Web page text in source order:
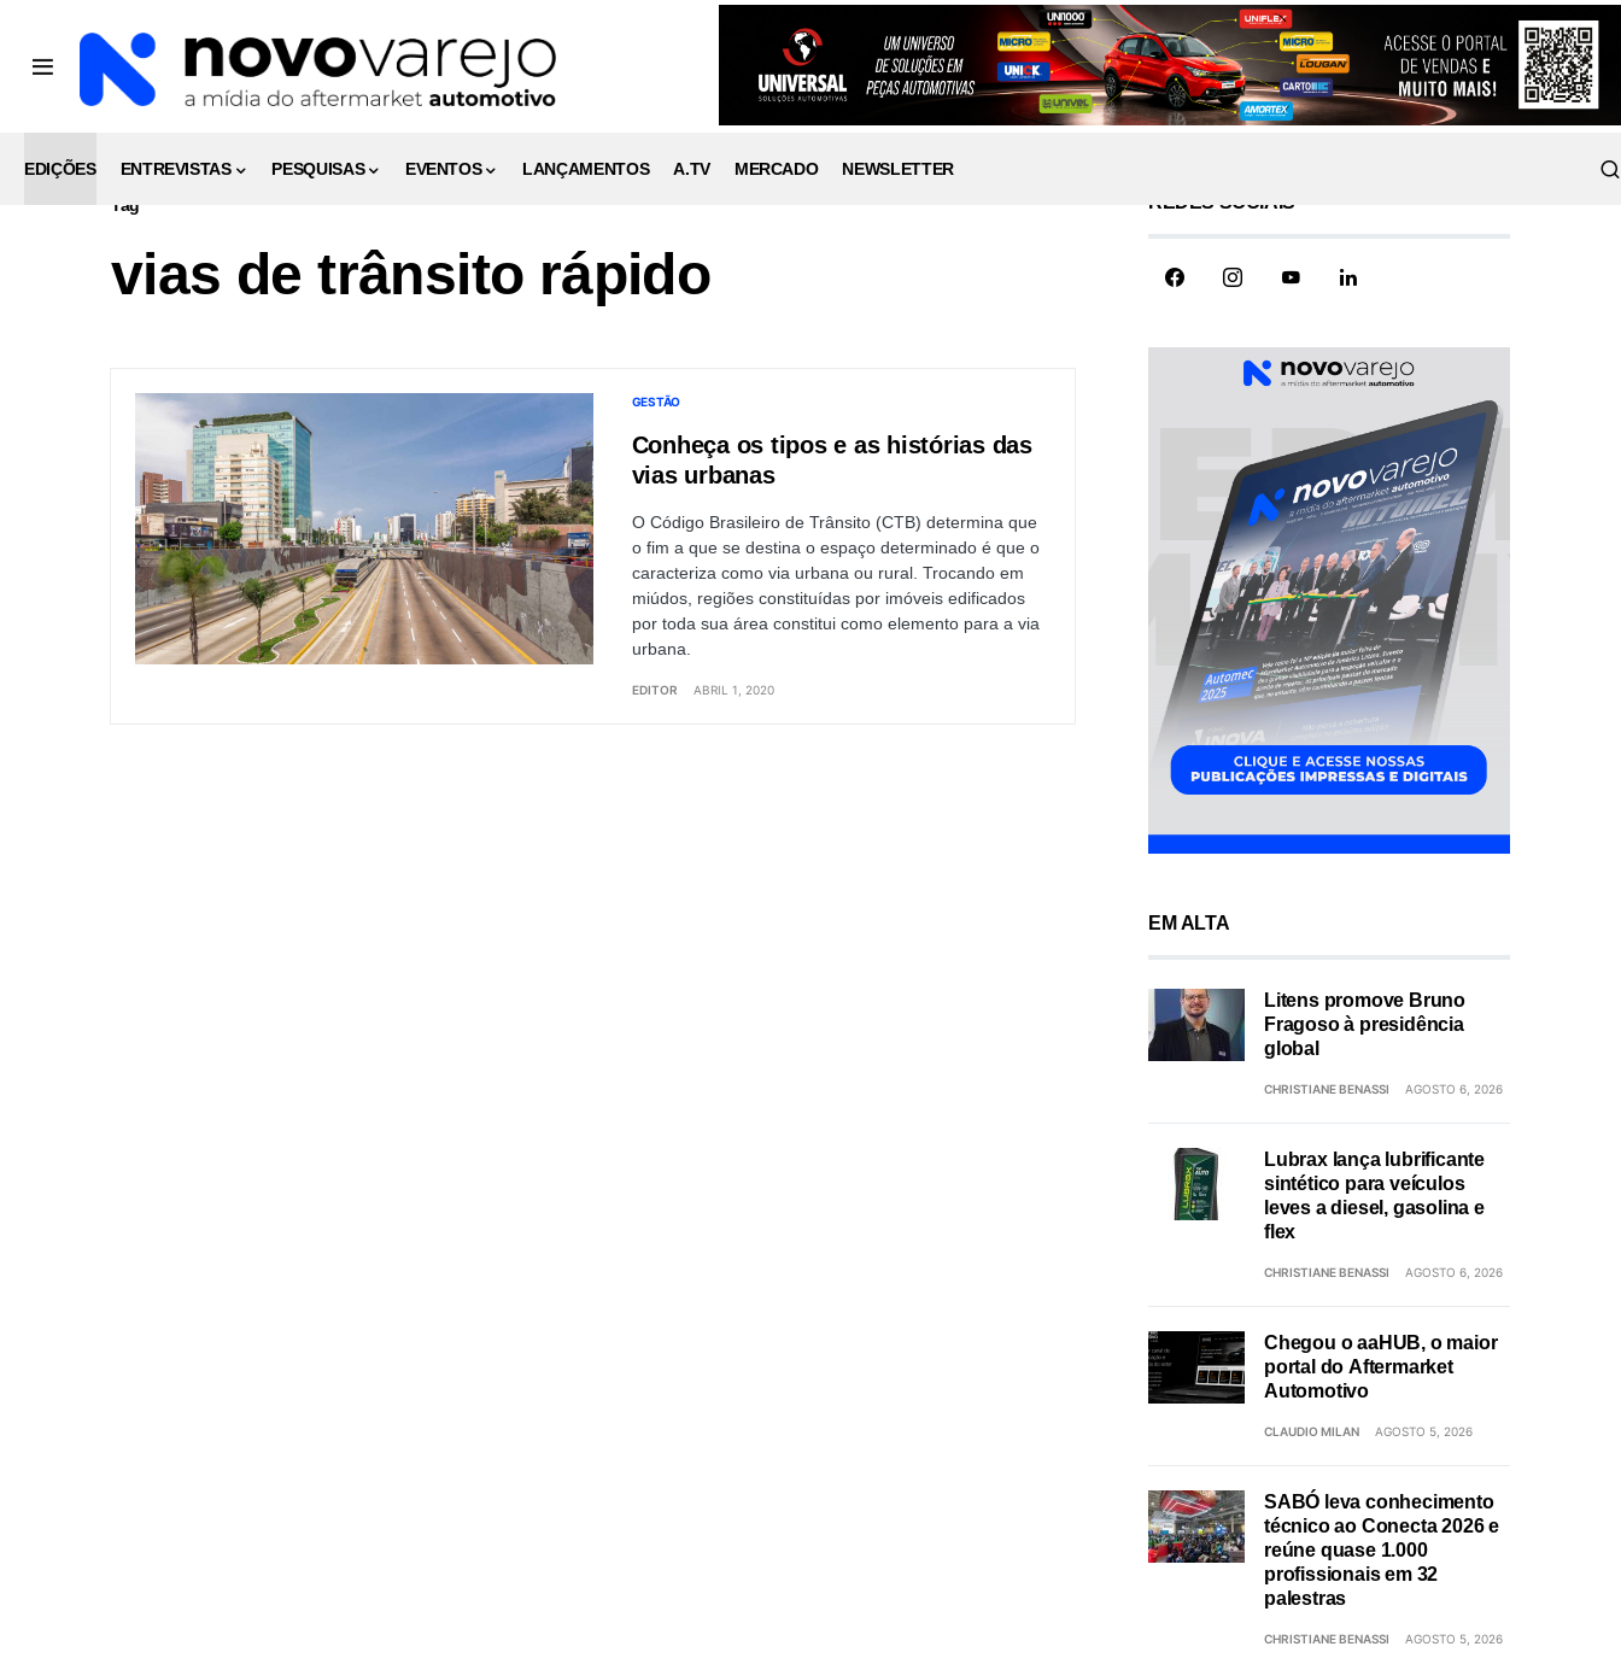
EDIÇÕES ENTREVISTAS PESQUISAS EVENTOS LANÇAMENTOS A.TV MERCADO
NEWSLETTER
Tag
vias de trânsito rápido
GESTÃO
Conheça os tipos e as histórias das
vias urbanas
O Código Brasileiro de Trânsito (CTB) determina que
o fim a que se destina o espaço determinado é que o
caracteriza como via urbana ou rural. Trocando em
miúdos, regiões constituídas por imóveis edificados
por toda sua área constitui como elemento para a via
urbana.
EDITOR ABRIL 1, 2020
REDES SOCIAIS
EM ALTA
Litens promove Bruno
Fragoso à presidência
global
CHRISTIANE BENASSI AGOSTO 6, 2026
Lubrax lança lubrificante
sintético para veículos
leves a diesel, gasolina e
flex
CHRISTIANE BENASSI AGOSTO 6, 2026
Chegou o aaHUB, o maior
portal do Aftermarket
Automotivo
CLAUDIO MILAN AGOSTO 5, 2026
SABÓ leva conhecimento
técnico ao Conecta 2026 e
reúne quase 1.000
profissionais em 32
palestras
CHRISTIANE BENASSI AGOSTO 5, 2026